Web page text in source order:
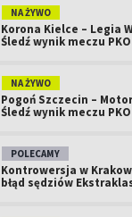
NA ŻYWO
Korona Kielce – Legia
Śledź wynik meczu
NA ŻYWO
Pogoń Szczecin –
Śledź wynik meczu
POLECAMY
Kontrowersja w
błąd sędziów